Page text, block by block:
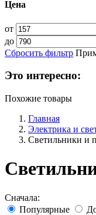
Цена
от
до
Сбросить фильтр
Это интересно:
Похожие товары
Главная
Электрика и
Светильники и
Сначала:
Популярные